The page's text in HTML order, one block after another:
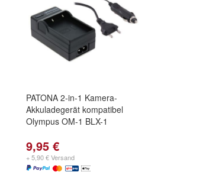
PATONA 2-in-1 Kamera-
Akkuladegerät kompatibel
Olympus OM-1 BLX-1
9,95 €
+ 5,90 € Versand